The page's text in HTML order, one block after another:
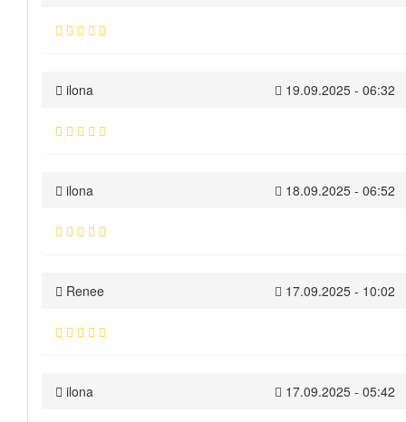
ilona 19.09.2025 - 06:32
ilona 18.09.2025 - 06:52
Renee 17.09.2025 - 10:02
ilona 17.09.2025 - 05:42